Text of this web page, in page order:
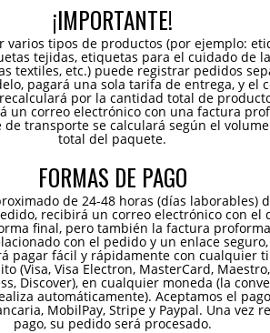
¡IMPORTANTE!
varios tipos de productos (por ejemplo:
tejidas, etiquetas para el cuidado de
textiles, etc.) puede registrar pedidos
pagará una sola tarifa de entrega, y el
por la cantidad total de
un correo electrónico con una factura
de transporte se calculará según el
total del paquete.
FORMAS DE PAGO
de 24-48 horas (días laborables)
recibirá un correo electrónico con el
final, pero también la factura
con el pedido y un enlace
pagar fácil y rápidamente con cualquier
(Visa, Visa Electron, MasterCard,
Discover), en cualquier moneda (la
automáticamente). Aceptamos el
MobilPay, Stripe y Paypal. Una vez
pago, su pedido será procesado.